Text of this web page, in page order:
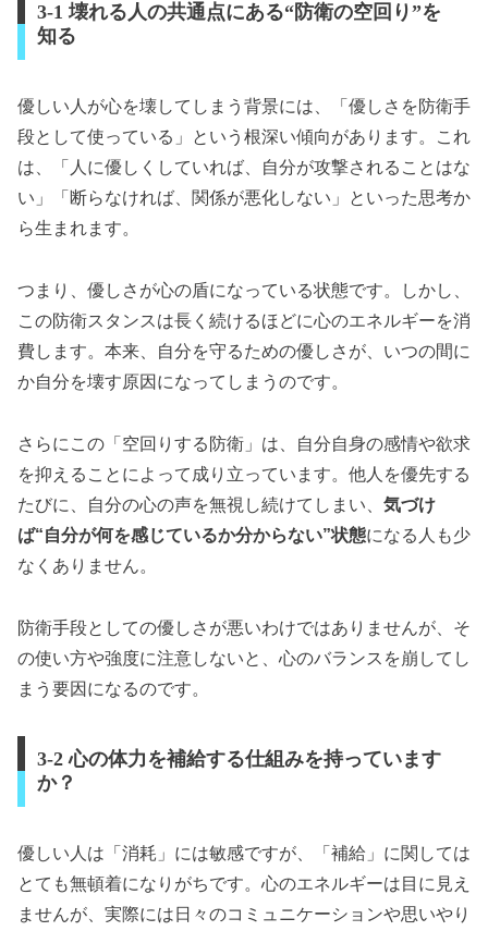
3-1 壊れる人の共通点にある“防衛の空回り”を
知る
優しい人が心を壊してしまう背景には、「優しさを防衛手
段として使っている」という根深い傾向があります。これ
は、「人に優しくしていれば、自分が攻撃されることはな
い」「断らなければ、関係が悪化しない」といった思考か
ら生まれます。
つまり、優しさが心の盾になっている状態です。しかし、
この防衛スタンスは長く続けるほどに心のエネルギーを消
費します。本来、自分を守るための優しさが、いつの間に
か自分を壊す原因になってしまうのです。
さらにこの「空回りする防衛」は、自分自身の感情や欲求
を抑えることによって成り立っています。他人を優先する
たびに、自分の心の声を無視し続けてしまい、 気づけ
ば“自分が何を感じているか分からない”状態になる人も少
なくありません。
防衛手段としての優しさが悪いわけではありませんが、そ
の使い方や強度に注意しないと、心のバランスを崩してし
まう要因になるのです。
3-2 心の体力を補給する仕組みを持っています
か？
優しい人は「消耗」には敏感ですが、「補給」に関しては
とても無頓着になりがちです。心のエネルギーは目に見え
ませんが、実際には日々のコミュニケーションや思いやり